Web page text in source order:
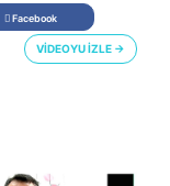
Facebook
VİDEOYU İZLE →